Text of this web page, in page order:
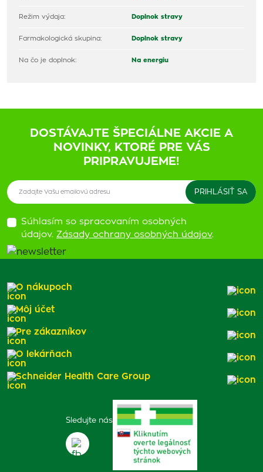
Režim výdaja: Doplnok stravy
Farmakologická skupina: Doplnok stravy
Na čo je doplnok: Na energiu
DOSTÁVAJTE ŠPECIÁLNE AKCIE A
NOVINKY, KTORÉ PRE VÁS
PRIPRAVUJEME!
Súhlasím so spracovaním osobných
údajov. Zásady ochrany osobných údajov.
Sledujte nás
O nákupoch
Môj účet
Pre zákazníkov
O lekárňach
Schneider Health Care Group